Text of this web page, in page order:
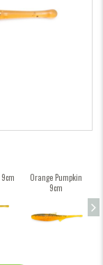
Orange Pumpkin
9cm